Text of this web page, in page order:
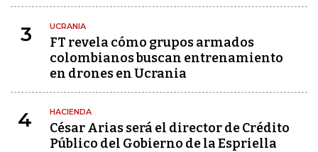
3 UCRANIA
FT revela cómo grupos armados
colombianos buscan entrenamiento
en drones en Ucrania
4 HACIENDA
César Arias será el director de Crédito
Público del Gobierno de la Espriella